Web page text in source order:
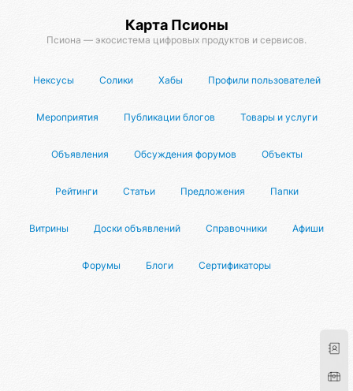
Карта Псионы
Псиона — экосистема цифровых продуктов и сервисов.
Нексусы Солики Хабы Профили пользователей
Мероприятия Публикации блогов Товары и услуги
Объявления Обсуждения форумов Объекты
Рейтинги Статьи Предложения Папки
Витрины Доски объявлений Справочники Афиши
Форумы Блоги Сертификаторы